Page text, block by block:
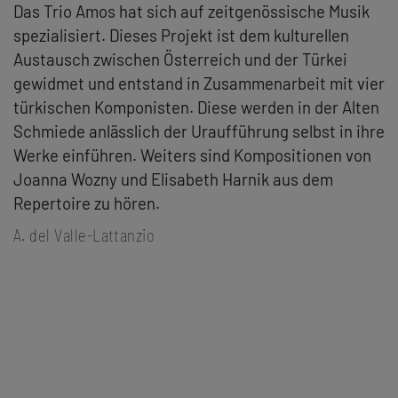
Das Trio Amos hat sich auf zeitgenössische Musik
spezialisiert. Dieses Projekt ist dem kulturellen
Austausch zwischen Österreich und der Türkei
gewidmet und entstand in Zusammenarbeit mit vier
türkischen Komponisten. Diese werden in der Alten
Schmiede anlässlich der Uraufführung selbst in ihre
Werke einführen. Weiters sind Kompositionen von
Joanna Wozny und Elisabeth Harnik aus dem
Repertoire zu hören.
A. del Valle-Lattanzio